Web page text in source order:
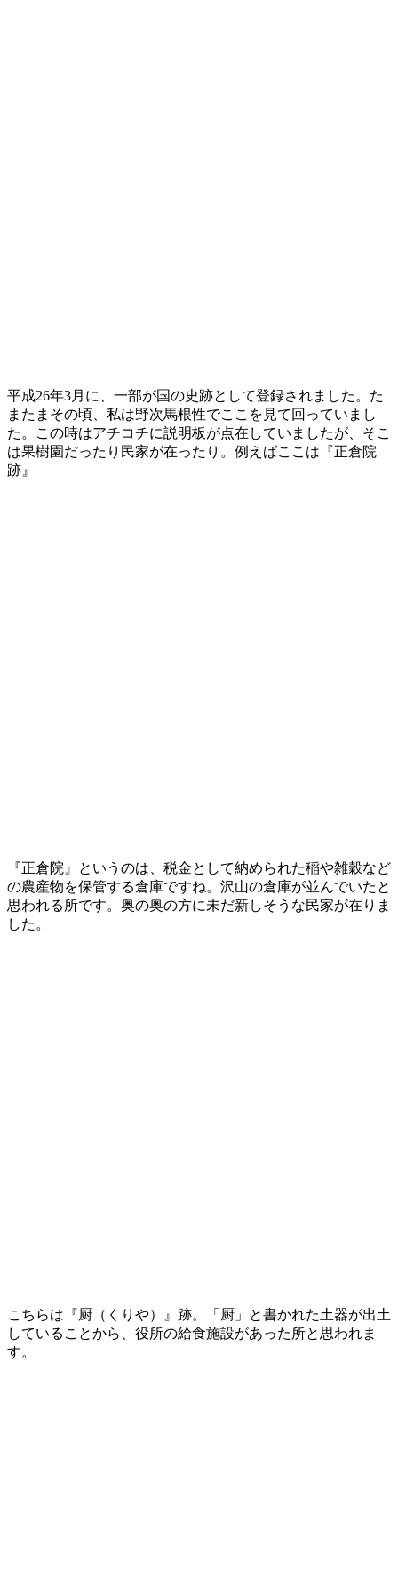
平成26年3月に、一部が国の史跡として登録されました。た
またまその頃、私は野次馬根性でここを見て回っていまし
た。この時はアチコチに説明板が点在していましたが、そこ
は果樹園だったり民家が在ったり。例えばここは『正倉院
跡』
『正倉院』というのは、税金として納められた稲や雑穀など
の農産物を保管する倉庫ですね。沢山の倉庫が並んでいたと
思われる所です。奥の奥の方に未だ新しそうな民家が在りま
した。
こちらは『厨（くりや）』跡。「厨」と書かれた土器が出土
していることから、役所の給食施設があった所と思われま
す。